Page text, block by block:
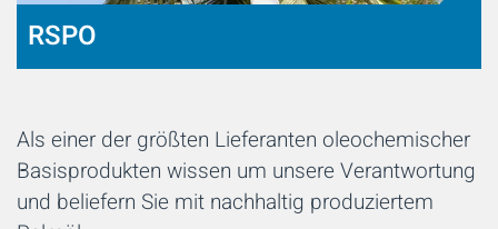
RSPO
Als einer der größten Lieferanten oleochemischer
Basisprodukten wissen um unsere Verantwortung
und beliefern Sie mit nachhaltig produziertem